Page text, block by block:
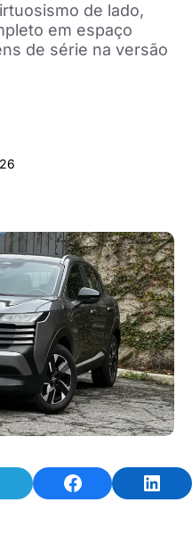
de lado,
em espaço
de série na versão
Share on TelegramShare on Facebook